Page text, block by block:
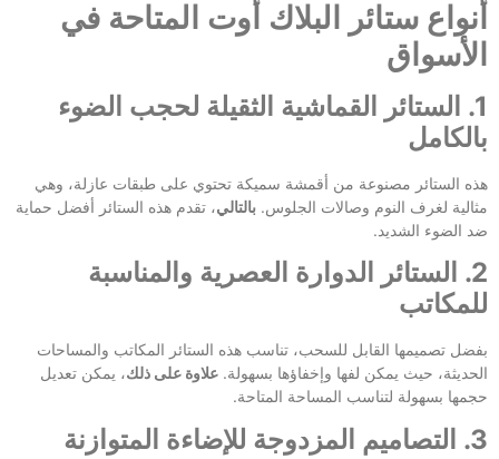
أنواع ستائر البلاك أوت المتاحة في
الأسواق
1. الستائر القماشية الثقيلة لحجب الضوء
بالكامل
هذه الستائر مصنوعة من أقمشة سميكة تحتوي على طبقات عازلة، وهي
مثالية لغرف النوم وصالات الجلوس. بالتالي، تقدم هذه الستائر أفضل حماية
ضد الضوء الشديد.
2. الستائر الدوارة العصرية والمناسبة
للمكاتب
بفضل تصميمها القابل للسحب، تناسب هذه الستائر المكاتب والمساحات
الحديثة، حيث يمكن لفها وإخفاؤها بسهولة. علاوة على ذلك، يمكن تعديل
حجمها بسهولة لتناسب المساحة المتاحة.
3. التصاميم المزدوجة للإضاءة المتوازنة